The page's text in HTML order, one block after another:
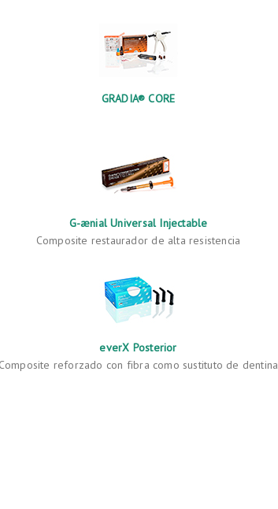
GRADIA® CORE
G-ænial Universal Injectable
Composite restaurador de alta resistencia
everX Posterior
Composite reforzado con fibra como sustituto de dentina